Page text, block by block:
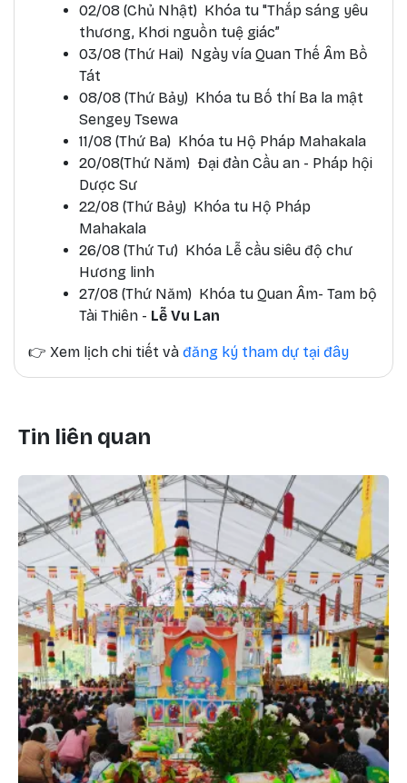
02/08 (Chủ Nhật) Khóa tu "Thắp sáng yêu
thương, Khơi nguồn tuệ giác”
03/08 (Thứ Hai) Ngày vía Quan Thế Âm Bồ
Tát
08/08 (Thứ Bảy) Khóa tu Bố thí Ba la mật
Sengey Tsewa
11/08 (Thứ Ba) Khóa tu Hộ Pháp Mahakala
20/08(Thứ Năm) Đại đàn Cầu an - Pháp hội
Dược Sư
22/08 (Thứ Bảy) Khóa tu Hộ Pháp
Mahakala
26/08 (Thứ Tư) Khóa Lễ cầu siêu độ chư
Hương linh
27/08 (Thứ Năm) Khóa tu Quan Âm- Tam bộ
Tài Thiên - Lễ Vu Lan
👉 Xem lịch chi tiết và đăng ký tham dự tại đây
Tin liên quan